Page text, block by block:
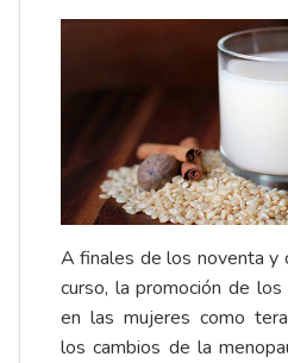
A finales de los noventa y
curso, la promoción de
en las mujeres como
los cambios de la